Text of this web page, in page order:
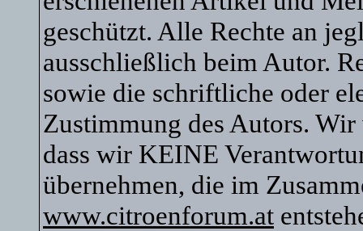
geschützt. Alle Rechte an
ausschließlich beim Autor.
sowie die schriftliche oder
Zustimmung des Autors.
dass wir KEINE
übernehmen, die im
www.citroenforum.at